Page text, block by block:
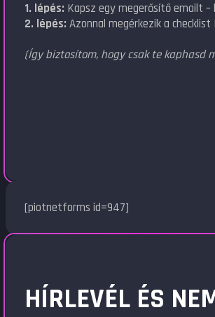
1. lépés: Kapsz egy megerősítő emailt
2. lépés: Azonnal megérkezik a checklist
(Így biztosítom, hogy csak te kaphasd
[piotnetforms id=947]
HÍRLEVÉL ÉS